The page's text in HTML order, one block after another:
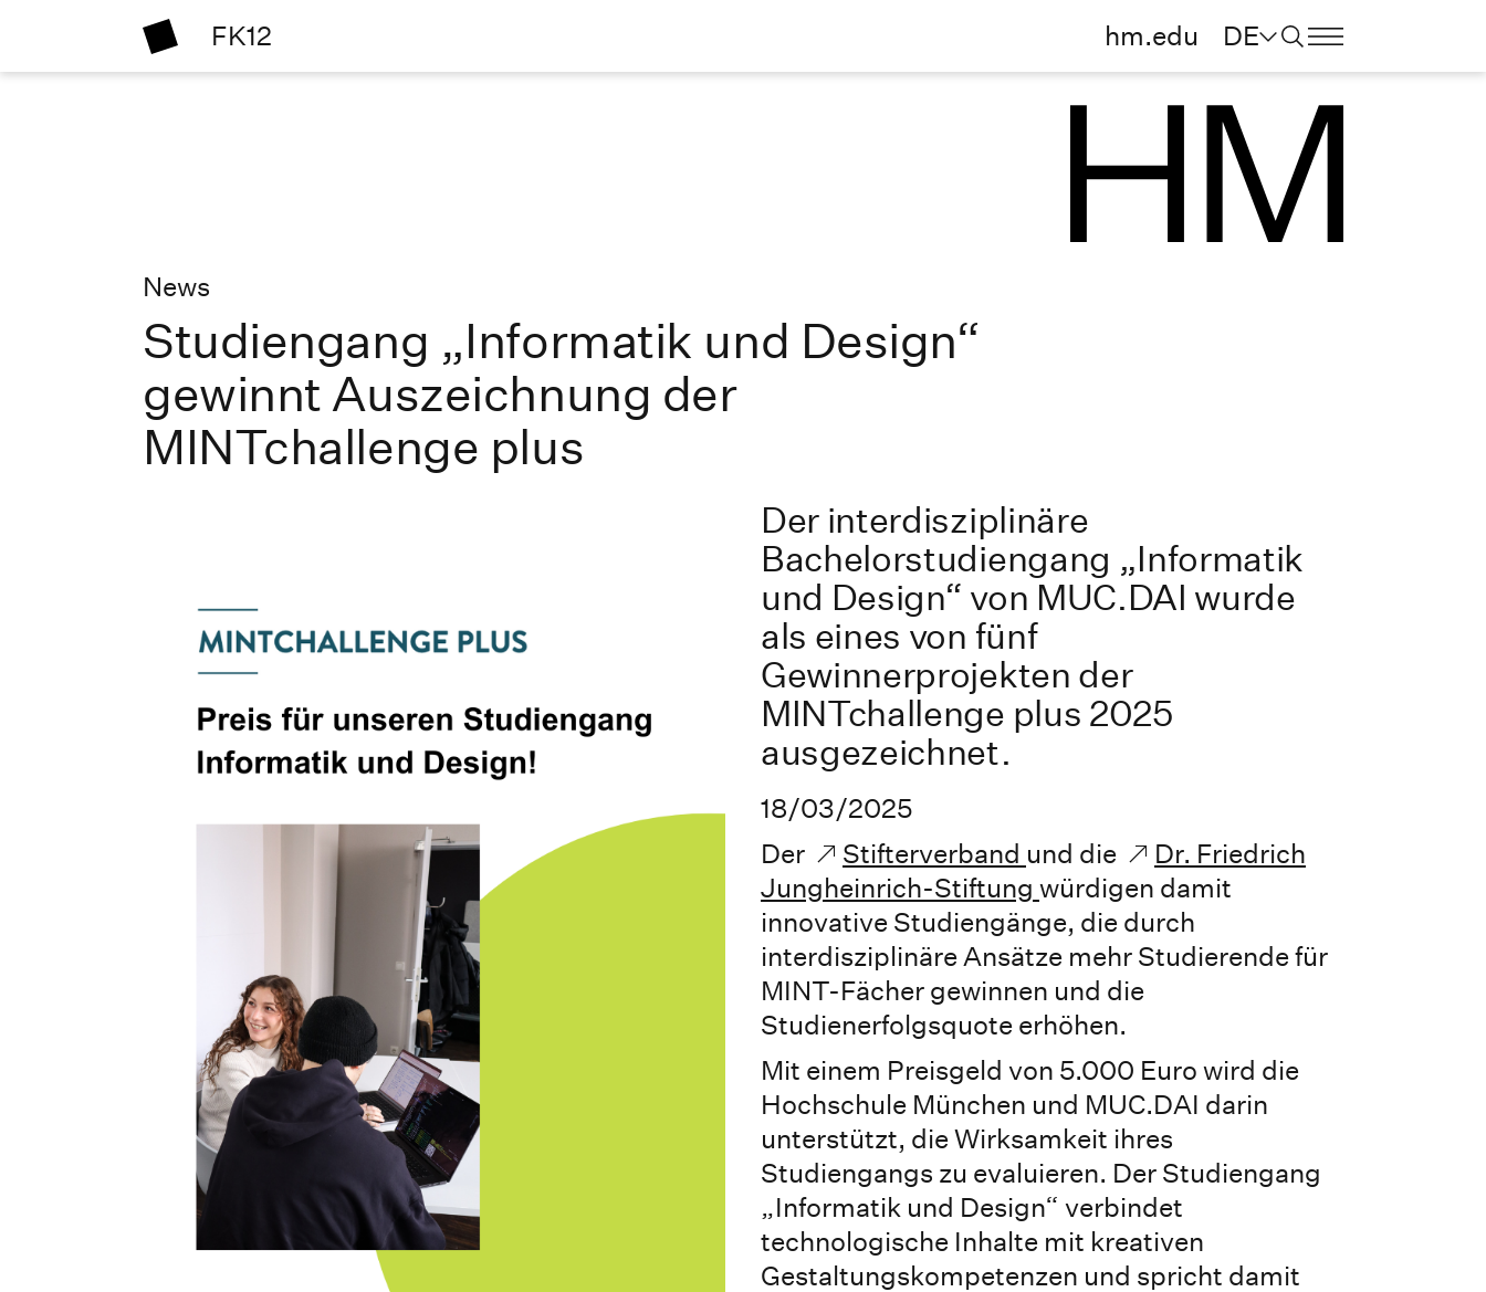
FK12 hm.edu DE
News
Studiengang „Informatik und Design“
gewinnt Auszeichnung der
MINTchallenge plus
Der interdisziplinäre
Bachelorstudiengang „Informatik
und Design“ von MUC.DAI wurde
als eines von fünf
Gewinnerprojekten der
MINTchallenge plus 2025
ausgezeichnet.
18/03/2025
Der
Stifterverband und die
Dr. Friedrich
Jungheinrich-Stiftung würdigen damit
innovative Studiengänge, die durch
interdisziplinäre Ansätze mehr Studierende für
MINT-Fächer gewinnen und die
Studienerfolgsquote erhöhen.
Mit einem Preisgeld von 5.000 Euro wird die
Hochschule München und MUC.DAI darin
unterstützt, die Wirksamkeit ihres
Studiengangs zu evaluieren. Der Studiengang
„Informatik und Design“ verbindet
technologische Inhalte mit kreativen
Gestaltungskompetenzen und spricht damit